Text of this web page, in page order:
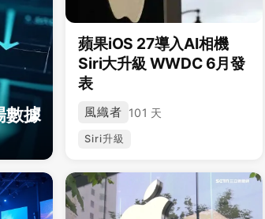
數據
蘋果iOS 27導入AI相機
Siri大升級 WWDC 6月發
表
風織者 101 天
Siri升級